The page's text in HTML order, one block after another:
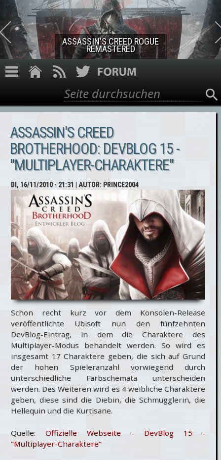
Direkt zum Inhalt
ASSASSIN'S CREED ROGUE
REMASTERED
Suchformular
Suche
ASSASSIN'S CREED
BROTHERHOOD: DEVBLOG 15 -
"MULTIPLAYER-CHARAKTERE"
DI, 16/11/2010 - 21:31 | AUTOR: PRINCE2004
Schon recht kurz vor dem Konsolen-Release
veröffentlichte Ubisoft nun den fünfzehnten
DevBlog-Eintrag, in dem die Charaktere des
Multiplayer-Modus behandelt werden. So wird es
insgesamt 17 Charaktere geben, die sich auf Grund
der hohen Spieleranzahl vorwiegend durch
unterschiedliche Farbschemata unterscheiden
werden. Des Weiteren wird es 4 weibliche Charaktere
geben, diese sind die Diebin, die Schmugglerin, die
Hellequin und die Kurtisane.
Quelle:Offizielle Webseite - DevBlog 15 -
"Multiplayer-Charaktere"